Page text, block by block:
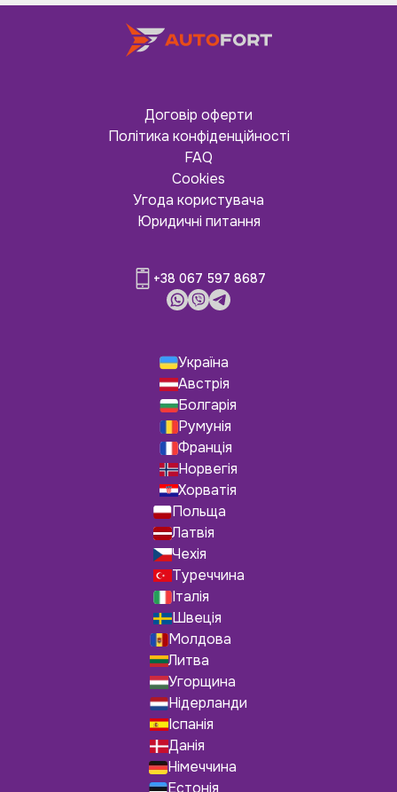
Договір оферти
Політика конфіденційності
FAQ
Cookies
Угода користувача
Юридичні питання
+38 067 597 8687
Україна
Австрія
Болгарія
Румунія
Франція
Норвегія
Хорватія
Польща
Латвія
Чехія
Туреччина
Італія
Швеція
Молдова
Литва
Угорщина
Нідерланди
Іспанія
Данія
Німеччина